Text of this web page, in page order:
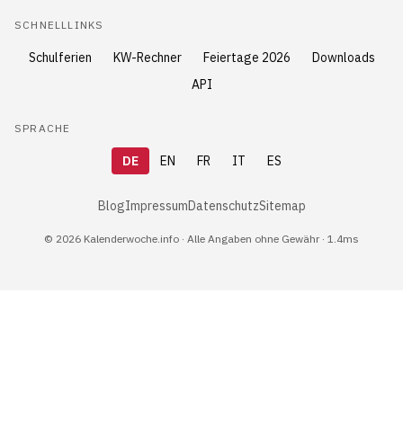
SCHNELLLINKS
Schulferien KW-Rechner Feiertage 2026
Downloads
API
SPRACHE
DE EN FR IT ES
BlogImpressumDatenschutzSitemap
© 2026 Kalenderwoche.info · Alle Angaben ohne Gewähr · 1.4ms